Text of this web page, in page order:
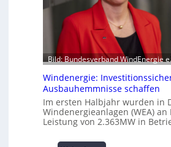
a
g
e
m
e
n
t
h
o
c
h
e
n
t
e
N
u
t
z
u
n
g
Bild: Bundesverband WindEnergie
Windenergie:
Ausbauhemmnisse schaffen
Im ersten Halbjahr wurden in
Windenergieanlagen (WEA)
Leistung von 2.363MW in